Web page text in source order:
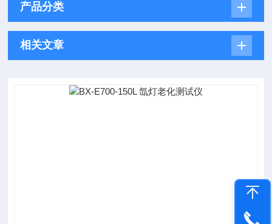
产品分类
相关文章